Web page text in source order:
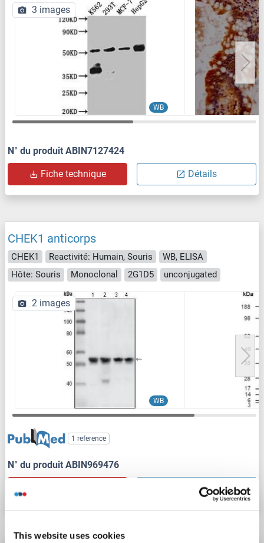
This website uses cookies
WB
3 images
N° du produit ABIN7127424
Fiche technique Détails
CHEK1 anticorps
CHEK1 Reactivité: Humain, Souris
WB, ELISA
Hôte: Souris
Monoclonal 2G1D5 unconjugated
WB
2 images
1 reference
N° du produit ABIN969476
Détails